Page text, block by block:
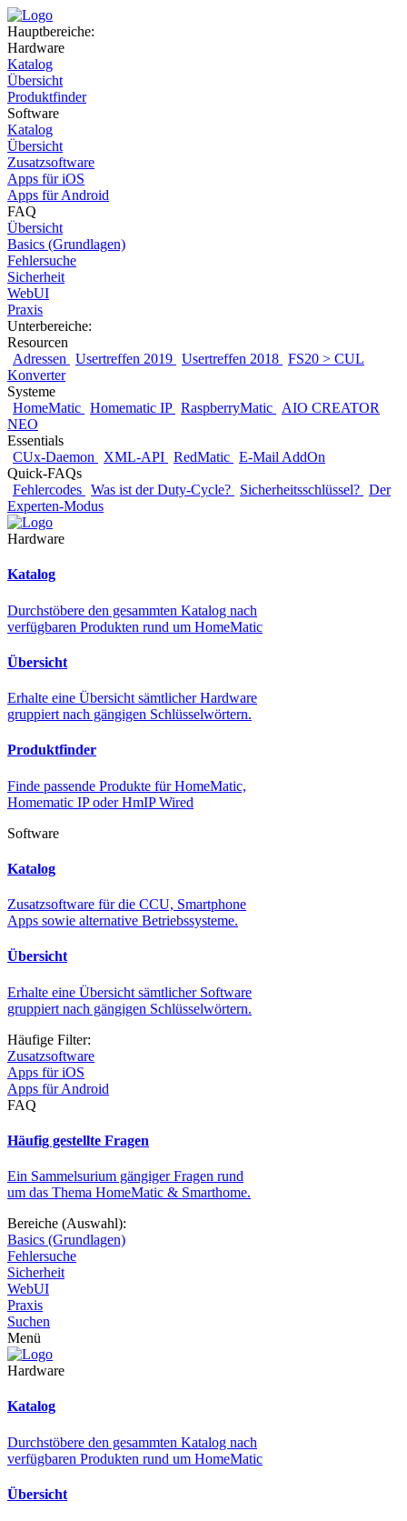
Hauptbereiche:
Hardware
Katalog
Übersicht
Produktfinder
Software
Katalog
Übersicht
Zusatzsoftware
Apps für iOS
Apps für Android
FAQ
Übersicht
Basics (Grundlagen)
Fehlersuche
Sicherheit
WebUI
Praxis
Unterbereiche:
Resourcen
Adressen
Usertreffen 2019 Usertreffen 2018 FS20 > CUL
Konverter
Systeme
HomeMatic Homematic IP RaspberryMatic
AIO CREATOR
NEO
Essentials
CUx-Daemon
XML-API RedMatic E-Mail AddOn
Quick-FAQs
Fehlercodes Was ist der Duty-Cycle? Sicherheitsschlüssel? Der
Experten-Modus
Hardware
Katalog
Durchstöbere den gesammten Katalog nach
verfügbaren Produkten rund um HomeMatic
Übersicht
Erhalte eine Übersicht sämtlicher Hardware
gruppiert nach gängigen Schlüsselwörtern.
Produktfinder
Finde passende Produkte für HomeMatic,
Homematic IP oder HmIP Wired
Software
Katalog
Zusatzsoftware für die CCU, Smartphone
Apps sowie alternative Betriebssysteme.
Übersicht
Erhalte eine Übersicht sämtlicher Software
gruppiert nach gängigen Schlüsselwörtern.
Häufige Filter:
Zusatzsoftware
Apps für iOS
Apps für Android
FAQ
Häufig gestellte Fragen
Ein Sammelsurium gängiger Fragen rund
um das Thema HomeMatic & Smarthome.
Bereiche (Auswahl):
Basics (Grundlagen)
Fehlersuche
Sicherheit
WebUI
Praxis
Suchen
Menü
Hardware
Katalog
Durchstöbere den gesammten Katalog nach
verfügbaren Produkten rund um HomeMatic
Übersicht